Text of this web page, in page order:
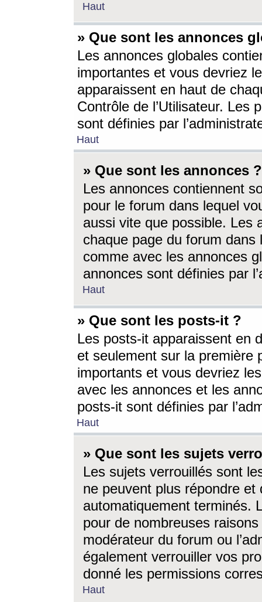
Haut
» Que sont les annonces
Les annonces globales
importantes et vous devriez
apparaissent en haut de
Contrôle de l’Utilisateur. Les
sont définies par
Haut
» Que sont les annonces ?
Les annonces contiennent
pour le forum dans lequel
aussi vite que possible. Les
chaque page du forum dans
comme avec les annonces
annonces sont définies par
Haut
» Que sont les posts-it ?
Les posts-it apparaissent en
et seulement sur la première
importants et vous devriez
avec les annonces et les
posts-it sont définies par
Haut
» Que sont les sujets
Les sujets verrouillés sont
ne peuvent plus répondre
automatiquement terminés.
pour de nombreuses
modérateur du forum ou
également verrouiller vos
donné les permissions
Haut